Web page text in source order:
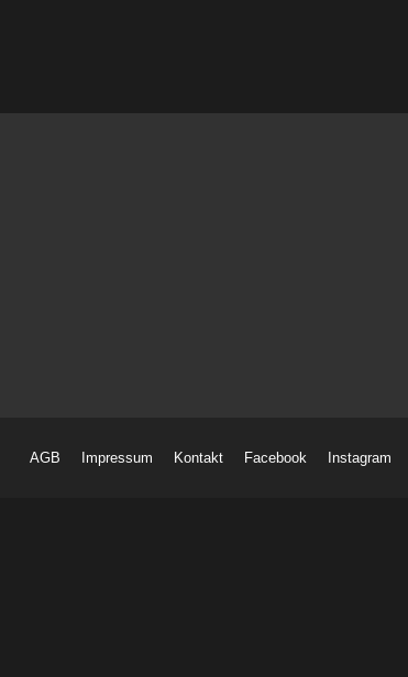
AGB Impressum Kontakt Facebook Instagram